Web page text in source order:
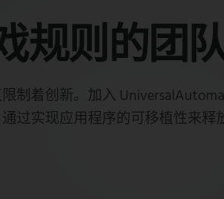
规则的团队
制着创新。加入
过实现应用程序的可移植性来释